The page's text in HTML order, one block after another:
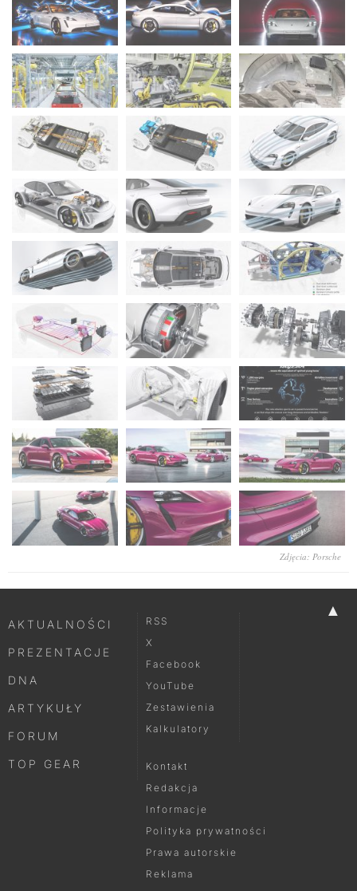
Zdjęcia: Porsche
▲
AKTUALNOŚCI
PREZENTACJE
DNA
ARTYKUŁY
FORUM
TOP GEAR
RSS
X
Facebook
YouTube
Zestawienia
Kalkulatory
Kontakt
Redakcja
Informacje
Polityka prywatności
Prawa autorskie
Reklama